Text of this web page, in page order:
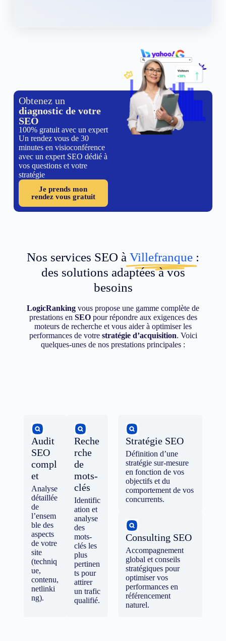
Obtenez un
diagnostic de votre
SEO
100% gratuit avec un expert
Un rendez vous de 30
minutes en visioconférence
avec un expert SEO dédié à
vos questions et votre
stratégie
Je prends mon
rendez vous gratuit
Nos services SEO à Villefranque :
des solutions adaptées à vos
besoins
LogicRanking vous propose une gamme complète de
prestations en SEOpour répondre aux exigences des
moteurs de recherche et vous aider à optimiser les
performances de votre stratégie d’acquisition. Voici
quelques-unes de nos prestations principales :
Audit
SEO
compl
et
Analyse
détaillée
de
l’ensem
ble des
aspects
de votre
site
(techniq
ue,
contenu,
netlinki
ng).
Reche
rche
de
mots-
clés
Identific
ation et
analyse
des
mots-
clés les
plus
pertinen
ts pour
attirer
un trafic
qualifié.
Stratégie SEO
Définition d’une
stratégie sur-mesure
en fonction de vos
objectifs et du
comportement de vos
concurrents.
Consulting SEO
Accompagnement
global et conseils
stratégiques pour
optimiser vos
performances en
référencement
naturel.